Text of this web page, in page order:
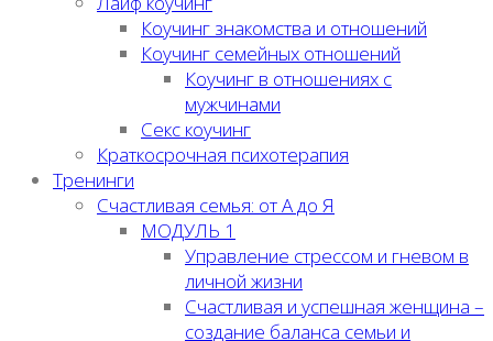
Коучинг знакомства и отношений
Коучинг семейных отношений
Коучинг в отношениях с
мужчинами
Секс коучинг
Краткосрочная психотерапия
Тренинги
Счастливая семья: от А до Я
МОДУЛЬ 1
Управление стрессом и гневом в
личной жизни
Счастливая и успешная женщина –
создание баланса семьи и